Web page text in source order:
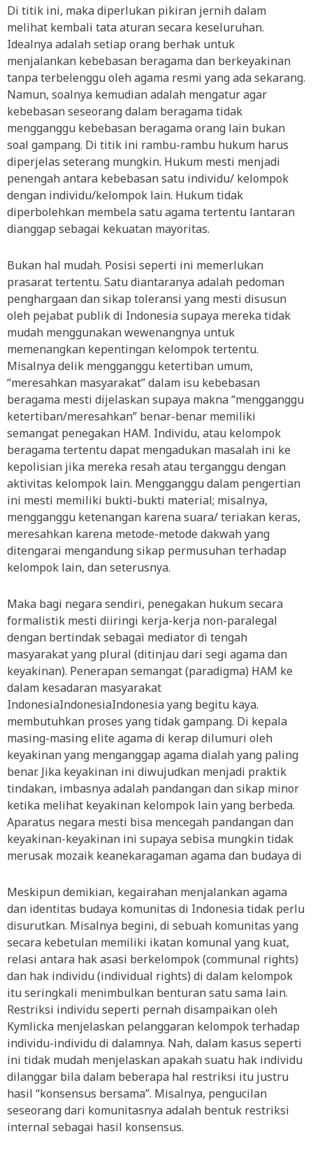
Di titik ini, maka diperlukan pikiran jernih dalam
melihat kembali tata aturan secara keseluruhan.
Idealnya adalah setiap orang berhak untuk
menjalankan kebebasan beragama dan berkeyakinan
tanpa terbelenggu oleh agama resmi yang ada sekarang.
Namun, soalnya kemudian adalah mengatur agar
kebebasan seseorang dalam beragama tidak
mengganggu kebebasan beragama orang lain bukan
soal gampang. Di titik ini rambu-rambu hukum harus
diperjelas seterang mungkin. Hukum mesti menjadi
penengah antara kebebasan satu individu/ kelompok
dengan individu/kelompok lain. Hukum tidak
diperbolehkan membela satu agama tertentu lantaran
dianggap sebagai kekuatan mayoritas.
Bukan hal mudah. Posisi seperti ini memerlukan
prasarat tertentu. Satu diantaranya adalah pedoman
penghargaan dan sikap toleransi yang mesti disusun
oleh pejabat publik di Indonesia supaya mereka tidak
mudah menggunakan wewenangnya untuk
memenangkan kepentingan kelompok tertentu.
Misalnya delik mengganggu ketertiban umum,
“meresahkan masyarakat” dalam isu kebebasan
beragama mesti dijelaskan supaya makna “mengganggu
ketertiban/meresahkan” benar-benar memiliki
semangat penegakan HAM. Individu, atau kelompok
beragama tertentu dapat mengadukan masalah ini ke
kepolisian jika mereka resah atau terganggu dengan
aktivitas kelompok lain. Mengganggu dalam pengertian
ini mesti memiliki bukti-bukti material; misalnya,
mengganggu ketenangan karena suara/ teriakan keras,
meresahkan karena metode-metode dakwah yang
ditengarai mengandung sikap permusuhan terhadap
kelompok lain, dan seterusnya.
Maka bagi negara sendiri, penegakan hukum secara
formalistik mesti diiringi kerja-kerja non-paralegal
dengan bertindak sebagai mediator di tengah
masyarakat yang plural (ditinjau dari segi agama dan
keyakinan). Penerapan semangat (paradigma) HAM ke
dalam kesadaran masyarakat
IndonesiaIndonesiaIndonesia yang begitu kaya.
membutuhkan proses yang tidak gampang. Di kepala
masing-masing elite agama di kerap dilumuri oleh
keyakinan yang menganggap agama dialah yang paling
benar. Jika keyakinan ini diwujudkan menjadi praktik
tindakan, imbasnya adalah pandangan dan sikap minor
ketika melihat keyakinan kelompok lain yang berbeda.
Aparatus negara mesti bisa mencegah pandangan dan
keyakinan-keyakinan ini supaya sebisa mungkin tidak
merusak mozaik keanekaragaman agama dan budaya di
Meskipun demikian, kegairahan menjalankan agama
dan identitas budaya komunitas di Indonesia tidak perlu
disurutkan. Misalnya begini, di sebuah komunitas yang
secara kebetulan memiliki ikatan komunal yang kuat,
relasi antara hak asasi berkelompok (communal rights)
dan hak individu (individual rights) di dalam kelompok
itu seringkali menimbulkan benturan satu sama lain.
Restriksi individu seperti pernah disampaikan oleh
Kymlicka menjelaskan pelanggaran kelompok terhadap
individu-individu di dalamnya. Nah, dalam kasus seperti
ini tidak mudah menjelaskan apakah suatu hak individu
dilanggar bila dalam beberapa hal restriksi itu justru
hasil “konsensus bersama”. Misalnya, pengucilan
seseorang dari komunitasnya adalah bentuk restriksi
internal sebagai hasil konsensus.